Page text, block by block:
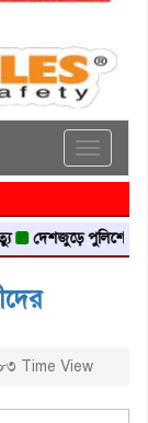
Toggle
পুলিশের রেড এলার্ট
Time View